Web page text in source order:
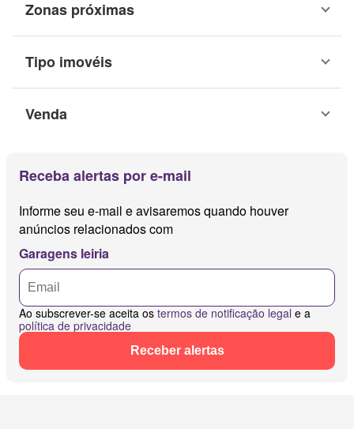
Zonas próximas
Tipo imovéis
Venda
Receba alertas por e-mail
Informe seu e-mail e avisaremos quando houver
anúncios relacionados com
Garagens leiria
Ao subscrever-se aceita os termos de notificação legal e a
política de privacidade
Receber alertas